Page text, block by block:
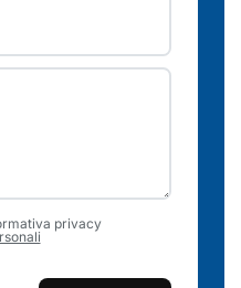
privacy